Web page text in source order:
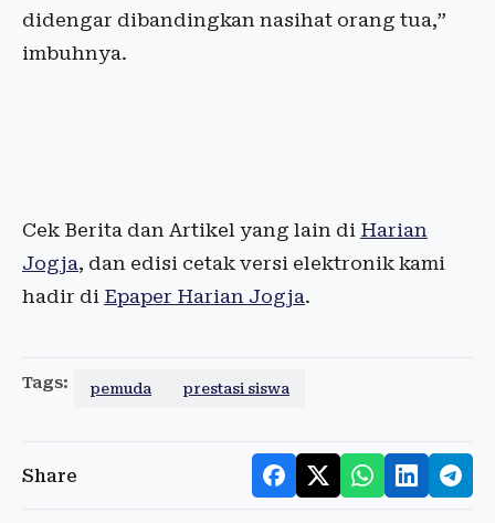
didengar dibandingkan nasihat orang tua,”
imbuhnya.
Cek Berita dan Artikel yang lain di Harian
Jogja, dan edisi cetak versi elektronik kami
hadir di Epaper Harian Jogja.
Tags: pemuda prestasi siswa
Share